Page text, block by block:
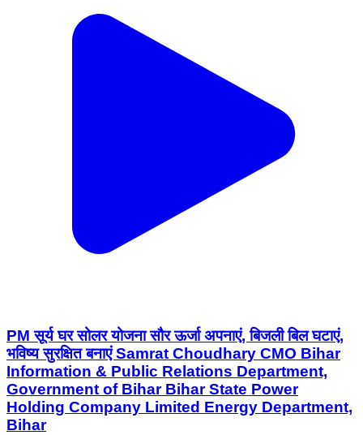
PM सूर्य घर सोलर योजना सौर ऊर्जा अपनाएं, बिजली बिल घटाएं,
भविष्य सुरक्षित बनाएं Samrat Choudhary CMO Bihar
Information & Public Relations Department,
Government of Bihar Bihar State Power
Holding Company Limited Energy Department,
Bihar